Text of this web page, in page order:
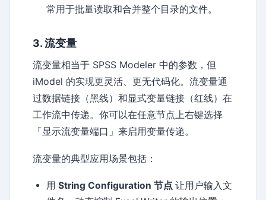
常用于批量读取和合并整个目录的文件。
3. 流变量
流变量相当于 SPSS Modeler 中的参数，但
iModel 的实现更灵活、更无代码化。流变量通
过数据链接（黑线）和显式变量链接（红线）在
工作流中传递。你可以在任意节点上右键选择
「显示流变量端口」来启用变量传递。
流变量的典型应用场景包括：
用String Configuration 节点 让用户输入文